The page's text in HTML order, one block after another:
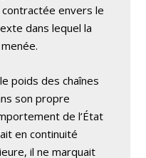
envers le
dans lequel la
poids des chaînes
son propre
de l’État
en continuité
il ne marquait